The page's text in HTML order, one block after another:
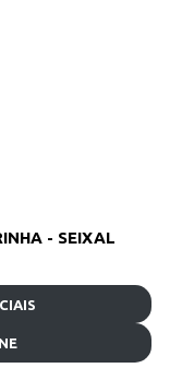
- SEIXAL